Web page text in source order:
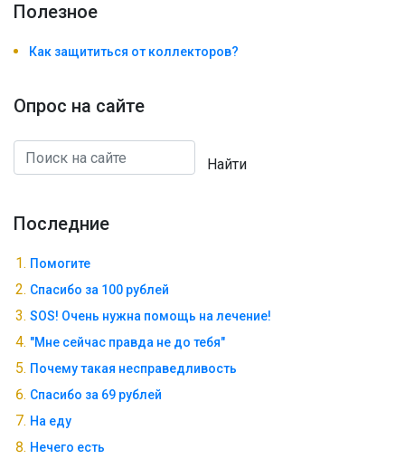
Полезноe
Как защититься от коллекторов?
Опрос на сайте
Найти
Последние
Помогите
Спасибо за 100 рублей
SOS! Очень нужна помощь на лечение!
"Мне сейчас правда не до тебя"
Почему такая несправедливость
Спасибо за 69 рублей
На еду
Нечего есть